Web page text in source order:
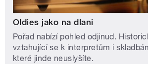
Oldies jako na dlani
Pořad nabízí pohled odjinud.
vztahující se k interpretům i
které jinde neuslyšíte.